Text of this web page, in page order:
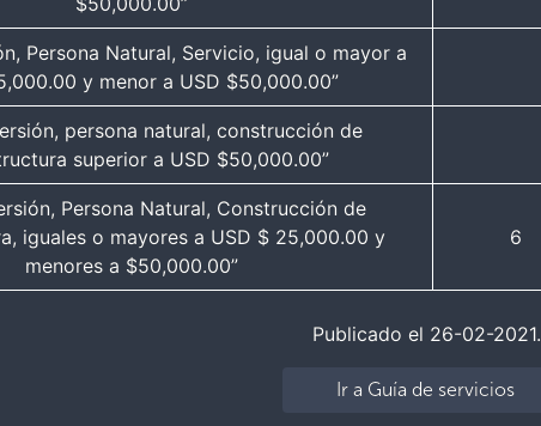
Persona Natural, Servicio, igual o mayor a
y menor a USD $50,000.00”
persona natural, construcción de
superior a USD $50,000.00”
Persona Natural, Construcción de
iguales o mayores a USD $ 25,000.00 y
menores a $50,000.00”
6
Publicado el 26-02-2021.
Ir a Guía de servicios